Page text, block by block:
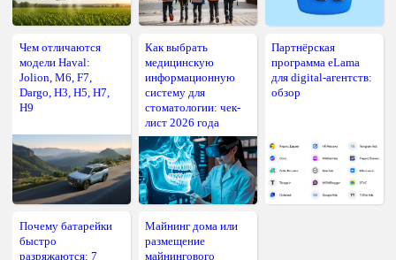
Чем отличаются
модели Haval:
Jolion, M6, F7,
Dargo, H3, H5, H7,
H9
Как выбрать
медицинскую
информационную
систему для
стоматологии: чек-
лист 2026 года
Партнёрская
программа eLama
для digital-агентств:
обзор
Почему батарейки
быстро
разряжаются: 7
Майнинг дома или
размещение
майнингового